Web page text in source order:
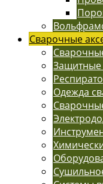
Сварочные
Защитные
Одежда